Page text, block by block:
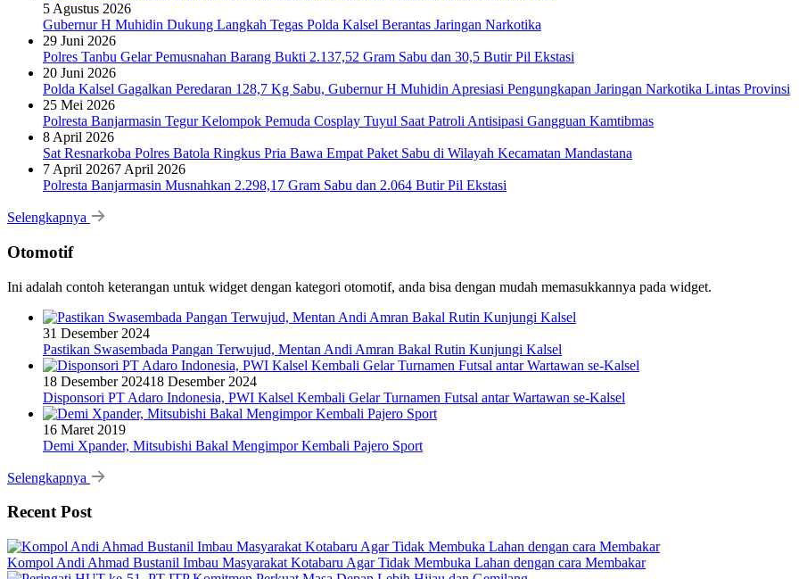
5 Agustus 2026
Gubernur H Muhidin Dukung Langkah Tegas Polda Kalsel Berantas Jaringan Narkotika
29 Juni 2026
Polres Tanbu Gelar Pemusnahan Barang Bukti 2.137,52 Gram Sabu dan 30,5 Butir Pil Ekstasi
20 Juni 2026
Polda Kalsel Gagalkan Peredaran 128,7 Kg Sabu, Gubernur H Muhidin Apresiasi Pengungkapan Jaringan Narkotika Lintas Provinsi
25 Mei 2026
Polresta Banjarmasin Tegur Kelompok Pemuda Cosplay Tuyul Saat Patroli Antisipasi Gangguan Kamtibmas
8 April 2026
Sat Resnarkoba Polres Batola Ringkus Pria Bawa Empat Paket Sabu di Wilayah Kecamatan Mandastana
7 April 20267 April 2026
Polresta Banjarmasin Musnahkan 2.298,17 Gram Sabu dan 2.064 Butir Pil Ekstasi
Selengkapnya
Otomotif
Ini adalah contoh keterangan untuk widget dengan kategori otomotif, anda bisa dengan mudah memasukkannya pada widget.
31 Desember 2024
Pastikan Swasembada Pangan Terwujud, Mentan Andi Amran Bakal Rutin Kunjungi Kalsel
18 Desember 202418 Desember 2024
Disponsori PT Adaro Indonesia, PWI Kalsel Kembali Gelar Turnamen Futsal antar Wartawan se-Kalsel
16 Maret 2019
Demi Xpander, Mitsubishi Bakal Mengimpor Kembali Pajero Sport
Selengkapnya
Recent Post
Kompol Andi Ahmad Bustanil Imbau Masyarakat Kotabaru Agar Tidak Membuka Lahan dengan cara Membakar